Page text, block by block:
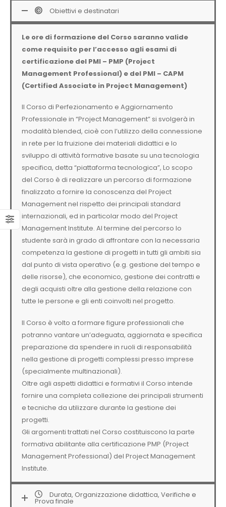
Obiettivi e destinatari
Le ore di formazione del Corso saranno valide
come requisito per l’accesso agli esami di
certificazione del PMI – PMP (Project
Management Professional) e del PMI – CAPM
(Certified Associate in Project Management)
Il Corso di Perfezionamento e Aggiornamento
Professionale in “Project Management” si svolgerà in
modalità blended, cioè con l’utilizzo della connessione
in rete per la fruizione dei materiali didattici e lo
sviluppo di attività formative basate su una tecnologia
specifica, detta “piattaforma tecnologica”, Lo scopo
del Corso è di realizzare un percorso di formazione
finalizzato a fornire la conoscenza del Project
Management nel rispetto dei principali standard
internazionali, ed in particolar modo del Project
Management Institute. Al termine del percorso lo
studente sarà in grado di affrontare con la necessaria
competenza la gestione di progetti in tutti gli ambiti sia
dal punto di vista operativo (e.g. gestione del tempo e
delle risorse), che economico, gestione dei contratti e
degli acquisti oltre alla gestione della relazione con
tutte le persone e gli enti coinvolti nel progetto.
Il Corso è volto a formare figure professionali che
potranno vantare un’adeguata, aggiornata e specifica
preparazione da spendere in ruoli di responsabilità
nella gestione di progetti complessi presso imprese
(specialmente multinazionali).
Oltre agli aspetti didattici e formativi il Corso intende
fornire una completa collezione dei principali strumenti
e tecniche da utilizzare durante la gestione dei
progetti.
Gli argomenti trattati nel Corso costituiscono la parte
formativa abilitante alla certificazione PMP (Project
Management Professional) del Project Management
Institute.
Durata, Organizzazione didattica, Verifiche e
Prova finale